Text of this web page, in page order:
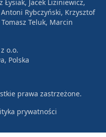
Łysiak, Jacek Liziniewicz,
Rybczyński, Krzysztof
Teluk, Marcin
o.o.
Polska
prawa zastrzeżone.
prywatności